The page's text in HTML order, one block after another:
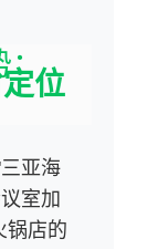
：
位
亚海
室加
锅店的